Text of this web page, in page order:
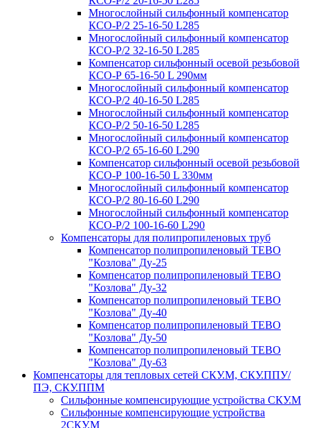
Многослойный сильфонный компенсатор
КСО-Р/2 25-16-50 L285
Многослойный сильфонный компенсатор
КСО-Р/2 32-16-50 L285
Компенсатор сильфонный осевой резьбовой
КСО-Р 65-16-50 L 290мм
Многослойный сильфонный компенсатор
КСО-Р/2 40-16-50 L285
Многослойный сильфонный компенсатор
КСО-Р/2 50-16-50 L285
Многослойный сильфонный компенсатор
КСО-Р/2 65-16-60 L290
Компенсатор сильфонный осевой резьбовой
КСО-Р 100-16-50 L 330мм
Многослойный сильфонный компенсатор
КСО-Р/2 80-16-60 L290
Многослойный сильфонный компенсатор
КСО-Р/2 100-16-60 L290
Компенсаторы для полипропиленовых труб
Компенсатор полипропиленовый TEBO
"Козлова" Ду-25
Компенсатор полипропиленовый TEBO
"Козлова" Ду-32
Компенсатор полипропиленовый TEBO
"Козлова" Ду-40
Компенсатор полипропиленовый TEBO
"Козлова" Ду-50
Компенсатор полипропиленовый TEBO
"Козлова" Ду-63
Компенсаторы для тепловых сетей СКУ.М, СКУ.ППУ/
ПЭ, СКУ.ППМ
Сильфонные компенсирующие устройства СКУ.М
Сильфонные компенсирующие устройства
2СКУ.М